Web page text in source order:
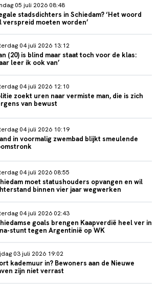
05 juli 2026 08:48
stadsdichters in Schiedam? ‘Het woord
verspreid moeten worden’
04 juli 2026 13:12
(20) is blind maar staat toch voor de klas:
leer ik ook van’
04 juli 2026 12:10
zoekt uren naar vermiste man, die is zich
van bewust
04 juli 2026 10:19
in voormalig zwembad blijkt smeulende
04 juli 2026 08:55
moet statushouders opvangen en wil
binnen vier jaar wegwerken
04 juli 2026 02:43
goals brengen Kaapverdië heel ver in
stunt tegen Argentinië op WK
03 juli 2026 19:02
kademuur in? Bewoners aan de Nieuwe
zijn niet verrast